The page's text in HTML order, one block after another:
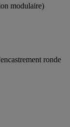
modulaire)
ronde